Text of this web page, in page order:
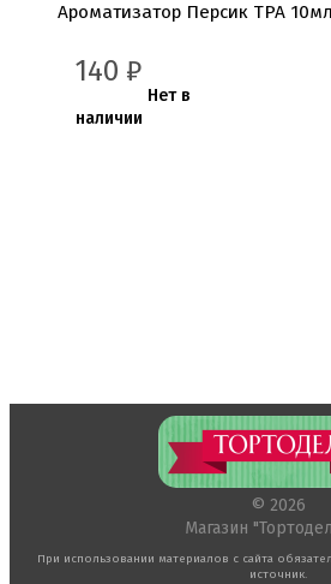
Съедобные
Креманки, Топпинги, Сиропы,
Пасха
Пищевая печать
Детская
Фото
1 сентября,
14 февраля,
Амонг ас, Бравл
Ароматизатор Персик TPA 10мл
140 ₽
Нет в
наличии
© 2026
Магазин
При использовании материалов с сайта
источник.